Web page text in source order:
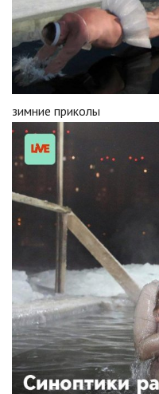
зимние приколы